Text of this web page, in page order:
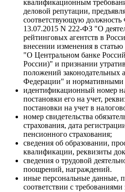
квалификационным
деловой репутации,
соответствующую должность
13.07.2015 N 222-ФЗ "О
рейтинговых агентств в
внесении изменения в
"О Центральном банке
России)" и признании
положений законодательных
Федерации" и нормативными
идентификационный номер
постановки его на учет,
постановки на учет в
номер свидетельства
страхования, дата
пенсионного страхования;
сведения об образовании,
квалификации, реквизиты
сведения о трудовой
поощрений, награждений.
иные персональные данные,
соответствии с